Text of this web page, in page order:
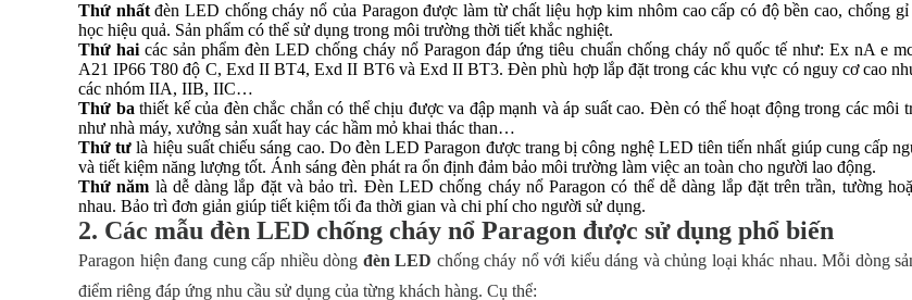
Thứ nhấtđèn LED chống cháy nổ của Paragon được làm từ chất liệu hợp kim nhôm cao cấp có độ bền cao, chống gỉ
học hiệu quả. Sản phẩm có thể sử dụng trong môi trường thời tiết khắc nghiệt.
Thứ hai các sản phẩm đèn LED chống cháy nổ Paragon đáp ứng tiêu chuẩn chống cháy nổ quốc tế như: Ex nA e
A21 IP66 T80 độ C, Exd II BT4, Exd II BT6 và Exd II BT3. Đèn phù hợp lắp đặt trong các khu vực có nguy cơ cao
các nhóm IIA, IIB, IIC…
Thứ ba thiết kế của đèn chắc chắn có thể chịu được va đập mạnh và áp suất cao. Đèn có thể hoạt động trong các môi
như nhà máy, xưởng sản xuất hay các hầm mỏ khai thác than…
Thứ tư là hiệu suất chiếu sáng cao. Do đèn LED Paragon được trang bị công nghệ LED tiên tiến nhất giúp cung cấp
và tiết kiệm năng lượng tốt. Ánh sáng đèn phát ra ổn định đảm bảo môi trường làm việc an toàn cho người lao động.
Thứ năm là dễ dàng lắp đặt và bảo trì. Đèn LED chống cháy nổ Paragon có thể dễ dàng lắp đặt trên trần, tường
nhau. Bảo trì đơn giản giúp tiết kiệm tối đa thời gian và chi phí cho người sử dụng.
2. Các mẫu đèn LED chống cháy nổ Paragon được sử dụng phổ biến
Paragon hiện đang cung cấp nhiều dòng đèn LED chống cháy nổ với kiểu dáng và chủng loại khác nhau. Mỗi dòng
điểm riêng đáp ứng nhu cầu sử dụng của từng khách hàng. Cụ thể: